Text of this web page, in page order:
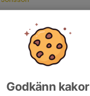
Tränare
Godkänn kakor